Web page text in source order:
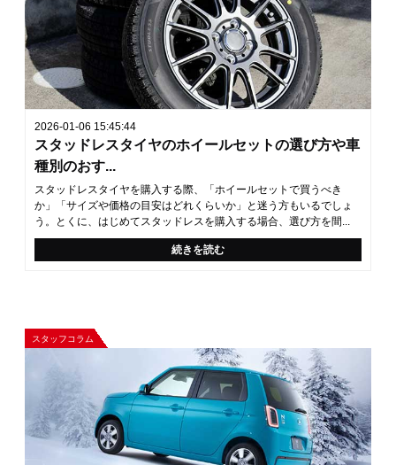
2026-01-06 15:45:44
スタッドレスタイヤのホイールセットの選び方や車
種別のおす...
スタッドレスタイヤを購入する際、「ホイールセットで買うべき
か」「サイズや価格の目安はどれくらいか」と迷う方もいるでしょ
う。とくに、はじめてスタッドレスを購入する場合、選び方を間...
続きを読む
スタッフコラム